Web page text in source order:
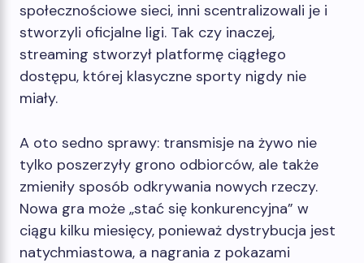
społecznościowe sieci, inni scentralizowali je i
stworzyli oficjalne ligi. Tak czy inaczej,
streaming stworzył platformę ciągłego
dostępu, której klasyczne sporty nigdy nie
miały.
A oto sedno sprawy: transmisje na żywo nie
tylko poszerzyły grono odbiorców, ale także
zmieniły sposób odkrywania nowych rzeczy.
Nowa gra może „stać się konkurencyjna” w
ciągu kilku miesięcy, ponieważ dystrybucja jest
natychmiastowa, a nagrania z pokazami